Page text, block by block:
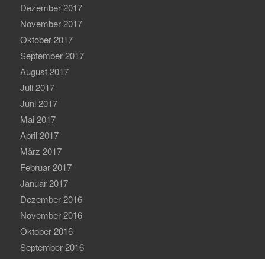
Dezember 2017
November 2017
Oktober 2017
September 2017
August 2017
Juli 2017
Juni 2017
Mai 2017
April 2017
März 2017
Februar 2017
Januar 2017
Dezember 2016
November 2016
Oktober 2016
September 2016